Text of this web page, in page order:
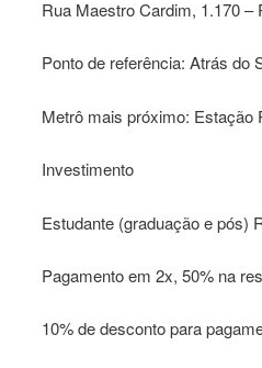
Rua Maestro Cardim, 1.170 –
Ponto de referência: Atrás do
Metrô mais próximo: Estação
Investimento
Estudante (graduação e pós)
Pagamento em 2x, 50% na
10% de desconto para